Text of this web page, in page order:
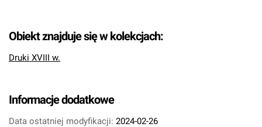
Obiekt znajduje się w kolekcjach:
Druki XVIII w.
Informacje dodatkowe
Data ostatniej modyfikacji: 2024-02-26